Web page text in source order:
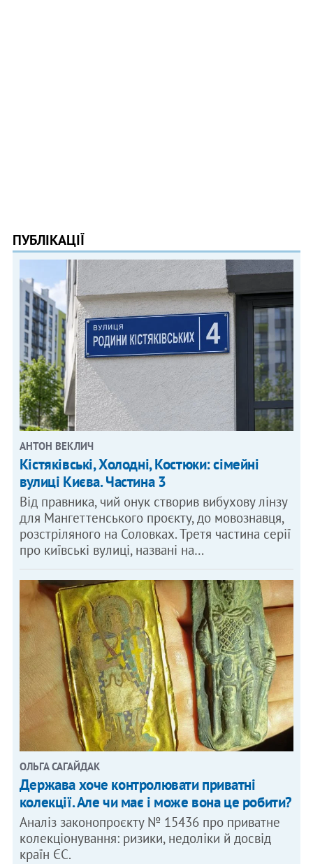
ПУБЛІКАЦІЇ
АНТОН ВЕКЛИЧ
Кістяківські, Холодні, Костюки: сімейні
вулиці Києва. Частина 3
Від правника, чий онук створив вибухову лінзу
для Мангеттенського проєкту, до мовознавця,
розстріляного на Соловках. Третя частина серії
про київські вулиці, названі на…
ОЛЬГА САГАЙДАК
Держава хоче контролювати приватні
колекції. Але чи має і може вона це робити?
Аналіз законопроєкту № 15436 про приватне
колекціонування: ризики, недоліки й досвід
країн ЄС.